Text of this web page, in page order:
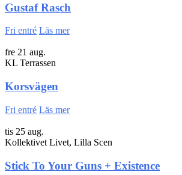
Gustaf Rasch
Fri entré Läs mer
fre 21 aug.
KL Terrassen
Korsvägen
Fri entré Läs mer
tis 25 aug.
Kollektivet Livet, Lilla Scen
Stick To Your Guns + Existence